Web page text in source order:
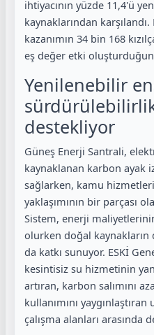
ihtiyacının yüzde 11,4'ü
kaynaklarından
kazanımın 34 bin 168
eş değer etki
Yenilenebilir
destekliyor
Güneş Enerji Santrali,
kaynaklanan karbon ayak
sağlarken, kamu
yaklaşımının bir parçası
Sistem, enerji
olurken doğal kaynakların
da katkı sunuyor. ESKİ
kesintisiz su hizmetinin
artıran, karbon salımını
kullanımını
çalışma alanları